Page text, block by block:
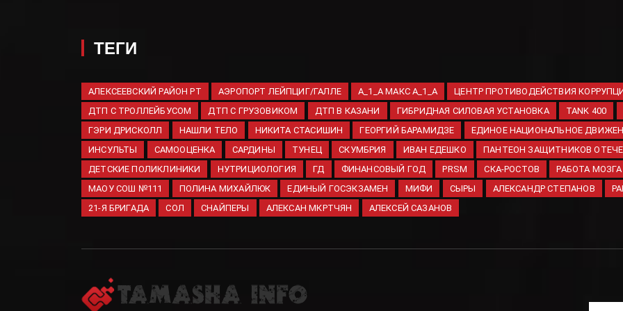
ТЕГИ
АЛЕКСЕЕВСКИЙ РАЙОН РТ АЭРОПОРТ ЛЕЙПЦИГ/ГАЛЛЕ A_1_A МАКС A_1_A ЦЕНТР ПРОТИВОДЕЙСТВИЯ
ДТП С ТРОЛЛЕЙБУСОМ
ДТП С ГРУЗОВИКОМ ДТП В КАЗАНИ ГИБРИДНАЯ СИЛОВАЯ УСТАНОВКА TANK 400
ГЭРИ ДРИСКОЛЛ
НАШЛИ ТЕЛО НИКИТА СТАСИШИН ГЕОРГИЙ БАРАМИДЗЕ ЕДИНОЕ НАЦИОНАЛЬНОЕ
ИНСУЛЬТЫ
САМООЦЕНКА САРДИНЫ ТУНЕЦ СКУМБРИЯ ИВАН ЕДЕШКО ПАНТЕОН ЗАЩИТНИКОВ
ДЕТСКИЕ ПОЛИКЛИНИКИ
НУТРИЦИОЛОГИЯ ГД ФИНАНСОВЫЙ ГОД PRSM СКА-РОСТОВ РАБОТА МОЗГА
МАОУ СОШ №111
ПОЛИНА МИХАЙЛЮК ЕДИНЫЙ ГОСЭКЗАМЕН МИФИ СЫРЫ АЛЕКСАНДР СТЕПАНОВ
21-Я БРИГАДА
СОЛ СНАЙПЕРЫ АЛЕКСАН МКРТЧЯН АЛЕКСЕЙ САЗАНОВ